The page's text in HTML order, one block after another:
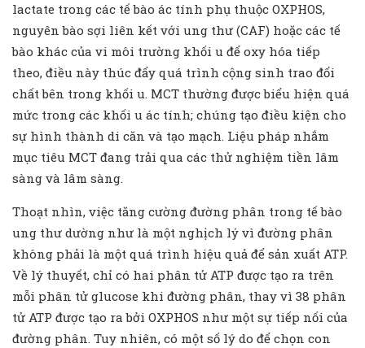
lactate trong các tế bào ác tính phụ thuộc OXPHOS,
nguyên bào sợi liên kết với ung thư (CAF) hoặc các tế
bào khác của vi môi trường khối u để oxy hóa tiếp
theo, điều này thúc đẩy quá trình cộng sinh trao đổi
chất bên trong khối u. MCT thường được biểu hiện quá
mức trong các khối u ác tính; chúng tạo điều kiện cho
sự hình thành di căn và tạo mạch. Liệu pháp nhắm
mục tiêu MCT đang trải qua các thử nghiệm tiền lâm
sàng và lâm sàng.
Thoạt nhìn, việc tăng cường đường phân trong tế bào
ung thư dường như là một nghịch lý vì đường phân
không phải là một quá trình hiệu quả để sản xuất ATP.
Về lý thuyết, chỉ có hai phân tử ATP được tạo ra trên
mỗi phân tử glucose khi đường phân, thay vì 38 phân
tử ATP được tạo ra bởi OXPHOS như một sự tiếp nối của
đường phân. Tuy nhiên, có một số lý do để chọn con